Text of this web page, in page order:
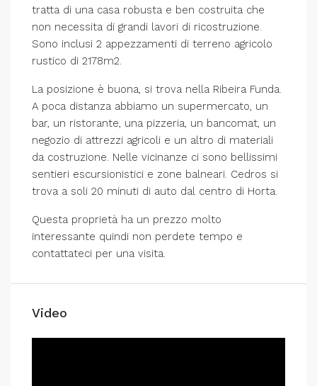
tratta di una casa robusta e ben costruita che
non necessita di grandi lavori di ricostruzione.
Sono inclusi 2 appezzamenti di terreno agricolo
rustico di 2178m2.
La posizione è buona, si trova nella Ribeira Funda.
A poca distanza abbiamo un supermercato, un
bar, un ristorante, una pizzeria, un bancomat, un
negozio di attrezzi agricoli e un altro di materiali
da costruzione. Nelle vicinanze ci sono bellissimi
sentieri escursionistici e zone balneari. Cedros si
trova a soli 20 minuti di auto dal centro di Horta.
Questa proprietà ha un prezzo molto
interessante quindi non perdete tempo e
contattateci per una visita.
Video